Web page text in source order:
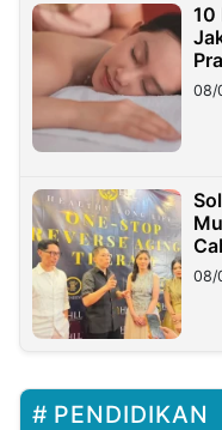
10
08/
08/
PENDIDIKAN